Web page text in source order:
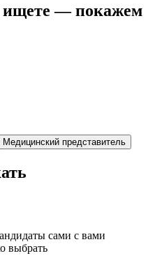
ищете — покажем
Медицинский представитель
сами с вами
выбрать